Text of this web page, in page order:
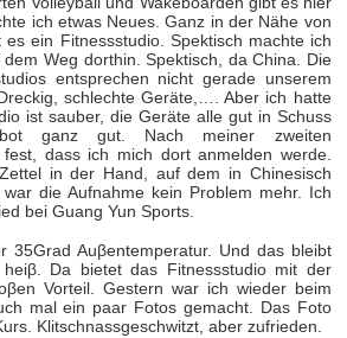
ich etwas Neues. Ganz in der Nähe von
ein Fitnessstudio. Spektisch machte ich
Weg dorthin. Spektisch, da China. Die
entsprechen nicht gerade unserem
schlechte Geräte,…. Aber ich hatte
ist sauber, die Geräte alle gut in Schuss
ganz gut. Nach meiner zweiten
dass ich mich dort anmelden werde.
in der Hand, auf dem in Chinesisch
die Aufnahme kein Problem mehr. Ich
bei Guang Yun Sports.
35Grad Auβentemperatur. Und das bleibt
Da bietet das Fitnessstudio mit der
Vorteil. Gestern war ich wieder beim
mal ein paar Fotos gemacht. Das Foto
Klitschnassgeschwitzt, aber zufrieden.